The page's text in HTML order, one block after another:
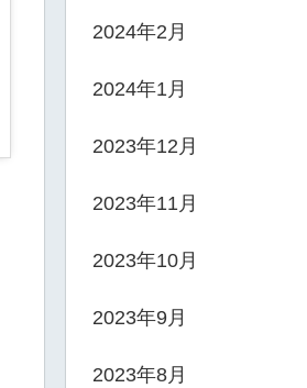
2024年2月
2024年1月
2023年12月
2023年11月
2023年10月
2023年9月
2023年8月